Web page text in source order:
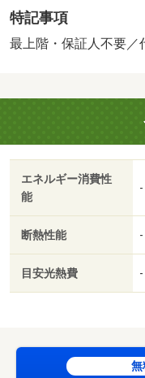
事務手数料 ２２，０
ーニング費６０，００
エアコン／フローリン
／シューズボックス
所独立／駐輪場／最上
ット／保証人不要／ト
ム／プロパンガス／
（株）マルエー／寺
ら（その他）まで２
２９００ｍ／ローソ
院（病院）まで２５
特記事項
最上階・保証人不要／
エネルギー消費性
能
-
断熱性能 -
目安光熱費 -
無